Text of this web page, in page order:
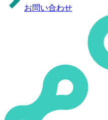
お問い合わせ